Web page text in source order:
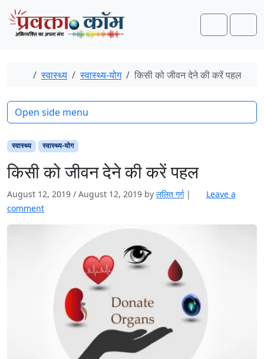
Skip to content
Skip to footer
Search
Home
स्वास्थ्य स्‍वास्‍थ्‍य-योग किसी को जीवन देने की करें पहल
स्वास्थ्य स्‍वास्‍थ्‍य-योग
किसी को जीवन देने की करें पहल
August 12, 2019 / August 12, 2019 by ललित गर्ग |
Leave a
comment
Open side menu